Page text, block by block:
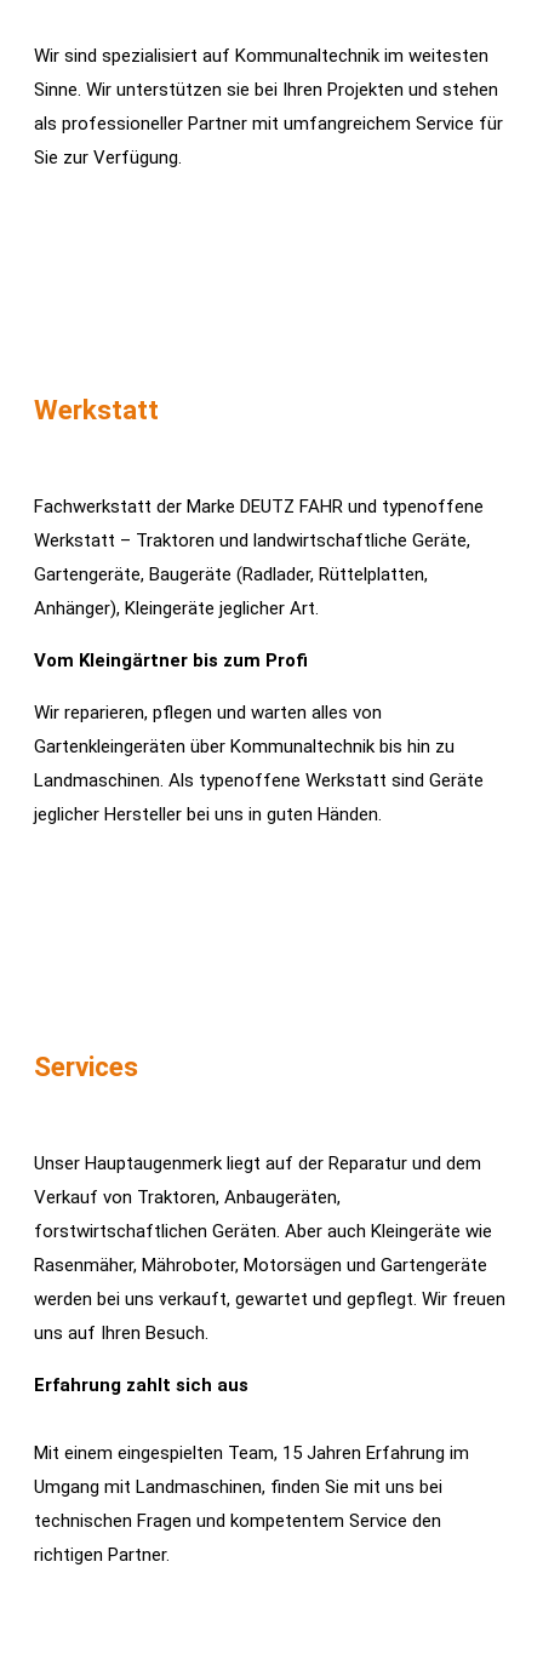
Wir sind spezialisiert auf Kommunaltechnik im weitesten
Sinne. Wir unterstützen sie bei Ihren Projekten und stehen
als professioneller Partner mit umfangreichem Service für
Sie zur Verfügung.
Werkstatt
Fachwerkstatt der Marke DEUTZ FAHR und typenoffene
Werkstatt – Traktoren und landwirtschaftliche Geräte,
Gartengeräte, Baugeräte (Radlader, Rüttelplatten,
Anhänger), Kleingeräte jeglicher Art.
Vom Kleingärtner bis zum Profi
Wir reparieren, pflegen und warten alles von
Gartenkleingeräten über Kommunaltechnik bis hin zu
Landmaschinen. Als typenoffene Werkstatt sind Geräte
jeglicher Hersteller bei uns in guten Händen.
Services
Unser Hauptaugenmerk liegt auf der Reparatur und dem
Verkauf von Traktoren, Anbaugeräten,
forstwirtschaftlichen Geräten. Aber auch Kleingeräte wie
Rasenmäher, Mähroboter, Motorsägen und Gartengeräte
werden bei uns verkauft, gewartet und gepflegt. Wir freuen
uns auf Ihren Besuch.
Erfahrung zahlt sich aus
Mit einem eingespielten Team, 15 Jahren Erfahrung im
Umgang mit Landmaschinen, finden Sie mit uns bei
technischen Fragen und kompetentem Service den
richtigen Partner.